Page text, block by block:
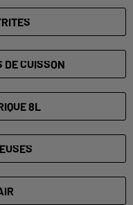
DE CUISSON
8L